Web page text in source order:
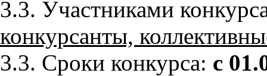
3.3. Участниками
конкурсанты,
3.3. Сроки конкурса: с